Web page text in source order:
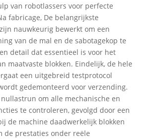
van robotlassers voor perfecte
fabricage, De belangrijkste
nauwkeurig bewerkt om een
van de mal en de sabotagekop te
detail dat essentieel is voor het
maatvaste blokken. Eindelijk, de hele
een uitgebreid testprotocol
gedemonteerd voor verzending.
om alle mechanische en
te controleren, gevolgd door een
de machine daadwerkelijk blokken
de prestaties onder reële